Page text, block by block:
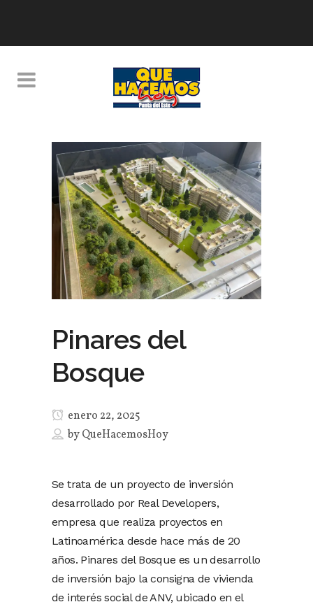
Pinares del
Bosque
enero 22, 2025
byQueHacemosHoy
Se trata de un proyecto de inversión
desarrollado por Real Developers,
empresa que realiza proyectos en
Latinoamérica desde hace más de 20
años. Pinares del Bosque es un desarrollo
de inversión bajo la consigna de vivienda
de interés social de ANV, ubicado en el